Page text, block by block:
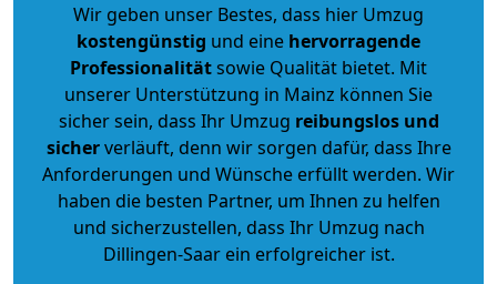
Wir geben unser Bestes, dass hier Umzug
kostengünstig und eine hervorragende
Professionalitätsowie Qualität bietet. Mit
unserer Unterstützung in Mainz können Sie
sicher sein, dass Ihr Umzug reibungslos und
sicherverläuft, denn wir sorgen dafür, dass Ihre
Anforderungen und Wünsche erfüllt werden. Wir
haben die besten Partner, um Ihnen zu helfen
und sicherzustellen, dass Ihr Umzug nach
Dillingen-Saar ein erfolgreicher ist.